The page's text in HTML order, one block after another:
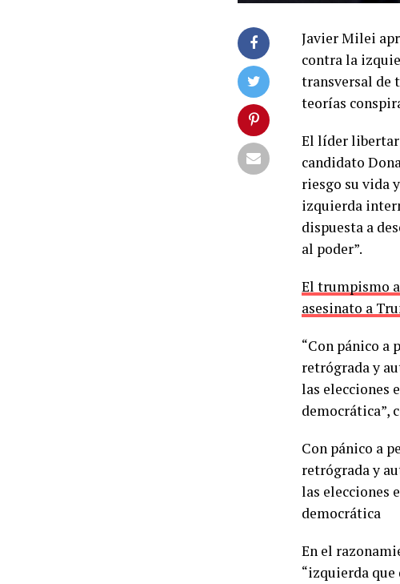
Javier Milei
contra la
transversal de
teorías
El líder
candidato
riesgo su vida
izquierda
dispuesta a
al poder”.
El trumpismo
asesinato a
“Con pánico a
retrógrada y
las elecciones
democrática”,
Con pánico a
retrógrada y
las elecciones
democrática
En el
“izquierda